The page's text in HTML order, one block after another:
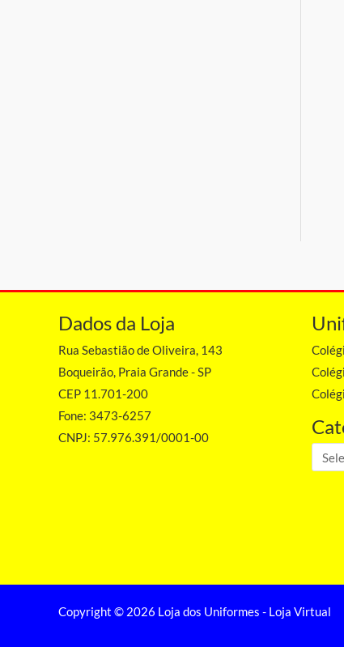
Dados da Loja
Rua Sebastião de Oliveira, 143
Boqueirão, Praia Grande - SP
CEP 11.701-200
Fone: 3473-6257
CNPJ: 57.976.391/0001-00
Copyright © 2026 Loja dos Uniformes - Loja Virtual